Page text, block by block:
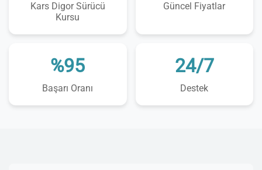
Kars Digor Sürücü
Kursu
Güncel Fiyatlar
%95
Başarı Oranı
24/7
Destek